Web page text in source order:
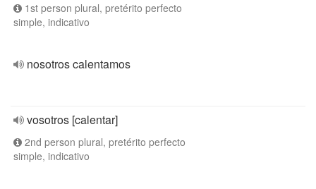
1st person plural, pretérito perfecto
simple, indicativo
nosotros calentamos
vosotros [calentar]
2nd person plural, pretérito perfecto
simple, indicativo